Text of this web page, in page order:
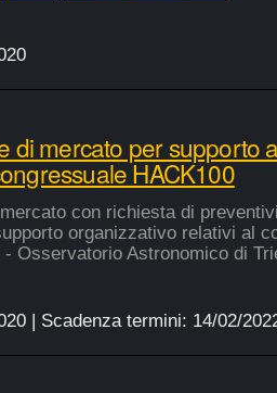
di mercato per supporto
HACK100
con richiesta di
organizzativo relativi al
Osservatorio Astronomico di
| Scadenza termini: 14/02/